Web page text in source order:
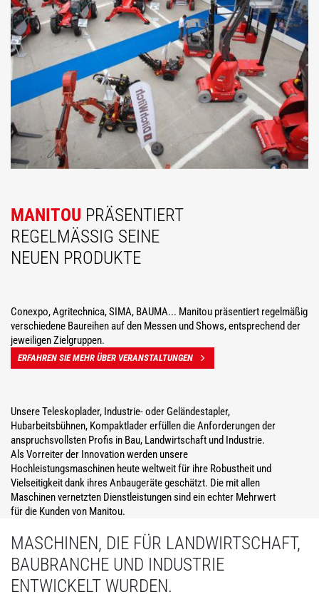
MANITOU PRÄSENTIERT
REGELMÄSSIG SEINE N
EUEN PRODUKTE
Conexpo, Agritechnica, SIMA, BAUMA... Manitou präsentiert regelmäßig
verschiedene Baureihen auf den Messen und Shows, entsprechend der
jeweiligen Zielgruppen.
ERFAHREN SIE MEHR ÜBER VERANSTALTUNGEN
Unsere Teleskoplader, Industrie- oder Geländestapler,
Hubarbeitsbühnen, Kompaktlader erfüllen die Anforderungen der
anspruchsvollsten Profis in Bau, Landwirtschaft und Industrie.
Als Vorreiter der Innovation werden unsere
Hochleistungsmaschinen heute weltweit für ihre Robustheit und
Vielseitigkeit dank ihres Anbaugeräte geschätzt. Die mit allen
Maschinen vernetzten Dienstleistungen sind ein echter Mehrwert
für die Kunden von Manitou.
MASCHINEN, DIE FÜR LANDWIRTSCHAFT,
BAUBRANCHE UND INDUSTRIE
ENTWICKELT WURDEN.